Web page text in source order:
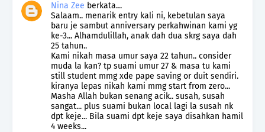
Nina Zee berkata…
Salaam.. menarik entry kali ni, kebetulan saya
baru je sambut anniversary perkahwinan kami yg
ke-3... Alhamdulillah, anak dah dua skrg saya dah
25 tahun..
Kami nikah masa umur saya 22 tahun.. consider
muda la kan? tp suami umur 27 & masa tu kami
still student mmg xde pape saving or duit sendiri.
kiranya lepas nikah kami mmg start from zero...
Masha Allah bukan senang acik.. susah, susah
sangat... plus suami bukan local lagi la susah nk
dpt keje... Bila suami dpt keje saya disahkan hamil
4 weeks...